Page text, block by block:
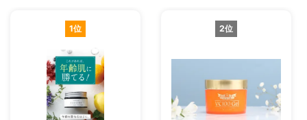
1位 2位